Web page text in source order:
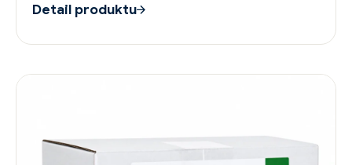
Detail produktu